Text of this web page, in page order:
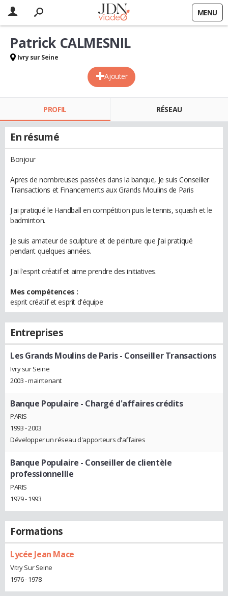
MENU
Ajouter
Patrick CALMESNIL
Ivry sur Seine
PROFIL RÉSEAU
En résumé
Bonjour
Apres de nombreuses passées dans la banque, Je suis Conseiller
Transactions et Financements aux Grands Moulins de Paris
J'ai pratiqué le Handball en compétition puis le tennis, squash et le
badminton.
Je suis amateur de sculpture et de peinture que j'ai pratiqué
pendant quelques années.
J'ai l'esprit créatif et aime prendre des initiatives.
Mes compétences :
esprit créatif et esprit d'équipe
Entreprises
Les Grands Moulins de Paris- Conseiller Transactions
Ivry sur Seine
2003 - maintenant
Banque Populaire - Chargé d'affaires crédits
PARIS
1993 - 2003
Développer un réseau d'apporteurs d'affaires
Banque Populaire - Conseiller de clientèle
professionnellle
PARIS
1979 - 1993
Formations
Lycée Jean Mace
Vitry Sur Seine
1976 - 1978